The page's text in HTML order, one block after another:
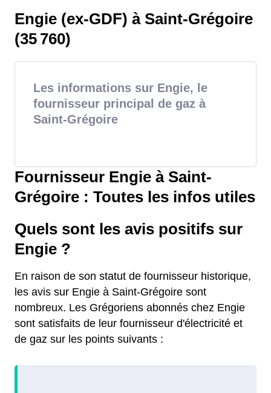
Engie (ex-GDF) à Saint-Grégoire
(35 760)
Les informations sur Engie, le
fournisseur principal de gaz à
Saint-Grégoire
Fournisseur Engie à Saint-
Grégoire : Toutes les infos utiles
Quels sont les avis positifs sur
Engie ?
En raison de son statut de fournisseur historique,
les avis sur Engie à Saint-Grégoire sont
nombreux. Les Grégoriens abonnés chez Engie
sont satisfaits de leur fournisseur d'électricité et
de gaz sur les points suivants :